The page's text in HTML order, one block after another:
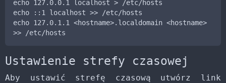
echo 127.0.0.1 localhost > /etc/hosts
echo ::1 localhost >> /etc/hosts
echo 127.0.1.1 <hostname>.localdomain <hostname>
>> /etc/hosts
Ustawienie strefy czasowej
Aby ustawić strefę czasową utwórz link